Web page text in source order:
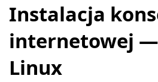
Instalacja
internetowej
Linux